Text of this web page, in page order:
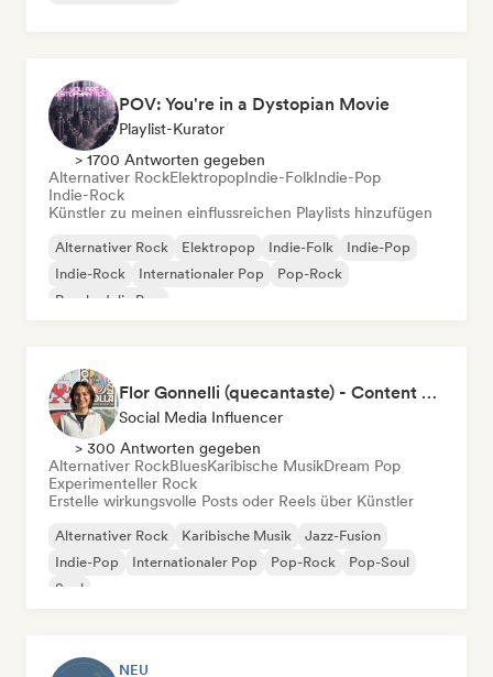
POV: You're in a Dystopian Movie
Playlist-Kurator
> 1700 Antworten gegeben
Alternativer RockElektropopIndie-FolkIndie-Pop
Indie-Rock
Künstler zu meinen einflussreichen Playlists hinzufügen
Alternativer Rock Elektropop Indie-Folk
Indie-Pop
Indie-Rock
Internationaler Pop
Pop-Rock
Psychedelic Pop
Flor Gonnelli (quecantaste) - Content Creator
Social Media Influencer
> 300 Antworten gegeben
Alternativer RockBluesKaribische MusikDream Pop
Experimenteller Rock
Erstelle wirkungsvolle Posts oder Reels über Künstler
Alternativer Rock Karibische Musik
Jazz-Fusion
Indie-Pop
Internationaler Pop Pop-Rock
Pop-Soul
Soul
NEU